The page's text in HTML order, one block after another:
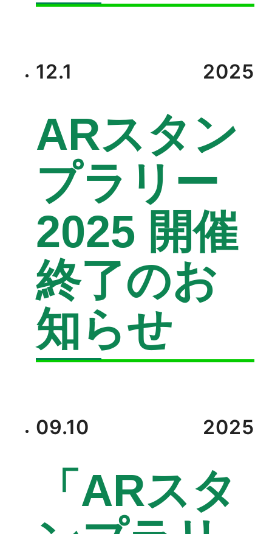
12.1 2025
ARスタン
プラリー
2025 開催
終了のお
知らせ
09.10 2025
「ARスタ